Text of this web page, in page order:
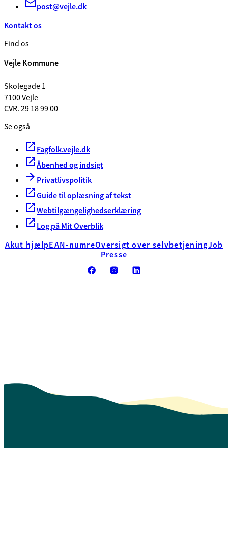
post@vejle.dk
Kontakt os
Find os
Vejle Kommune
Skolegade 1
7100 Vejle
CVR. 29 18 99 00
Se også
Fagfolk.vejle.dk
Åbenhed og indsigt
Privatlivspolitik
Guide til oplæsning af tekst
Webtilgængelighedserklæring
Log på Mit Overblik
Akut hjælpEAN-numreOversigt over selvbetjeningJob
Presse